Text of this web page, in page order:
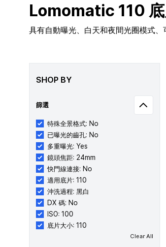
Lomomatic 110
具有自動曝光、白天和夜間光圈模式
SHOP BY
篩選
特殊全景格式: No
已曝光的齒孔: No
多重曝光: Yes
鏡頭焦距: 24mm
快門線連接: No
適用底片: 110
沖洗過程: 黑白
DX 碼: No
ISO: 100
底片大小: 110
Clear All